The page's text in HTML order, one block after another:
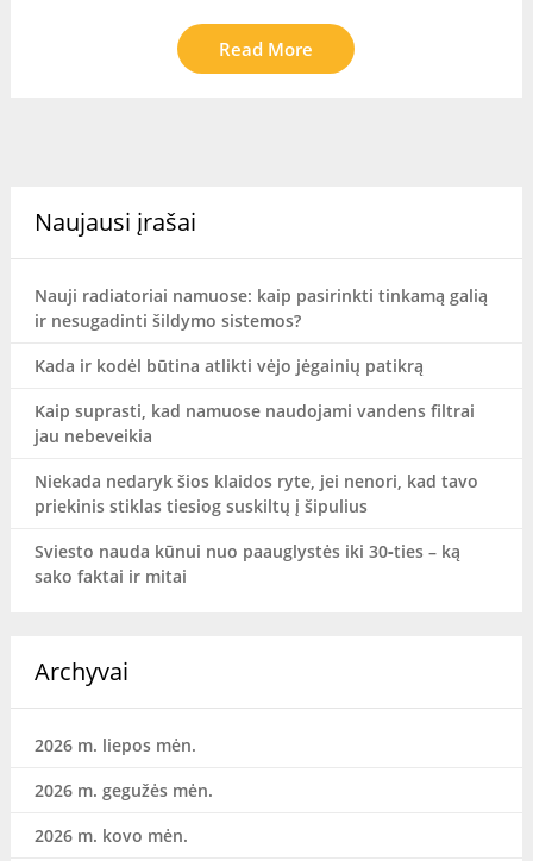
Read More
Naujausi įrašai
Nauji radiatoriai namuose: kaip pasirinkti tinkamą galią
ir nesugadinti šildymo sistemos?
Kada ir kodėl būtina atlikti vėjo jėgainių patikrą
Kaip suprasti, kad namuose naudojami vandens filtrai
jau nebeveikia
Niekada nedaryk šios klaidos ryte, jei nenori, kad tavo
priekinis stiklas tiesiog suskiltų į šipulius
Sviesto nauda kūnui nuo paauglystės iki 30‑ties – ką
sako faktai ir mitai
Archyvai
2026 m. liepos mėn.
2026 m. gegužės mėn.
2026 m. kovo mėn.